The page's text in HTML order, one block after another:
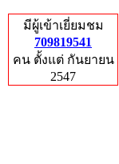
มีผู้เข้าเยี่ยมชม
709819541
คน ตั้งแต่ กันยายน
2547